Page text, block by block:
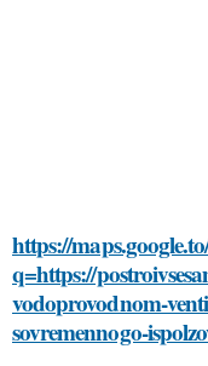
https://
q=https://
vodoprovodnom-
sovremennogo-